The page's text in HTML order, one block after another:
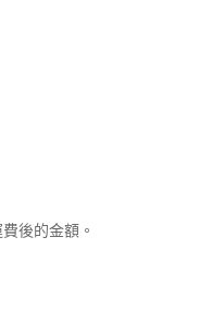
後的金額。